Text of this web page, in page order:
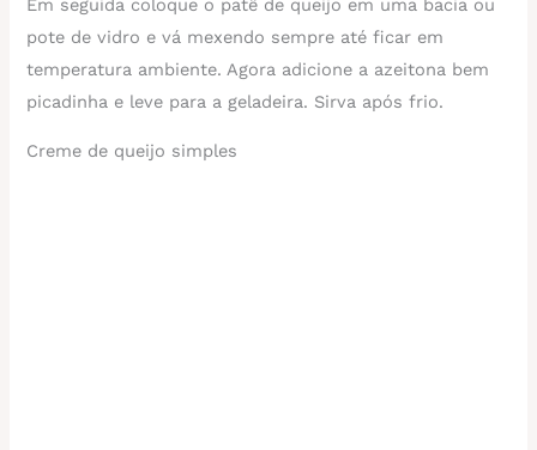
pote de vidro e vá mexendo sempre até ficar em
temperatura ambiente. Agora adicione a azeitona bem
picadinha e leve para a geladeira. Sirva após frio.
Creme de queijo simples